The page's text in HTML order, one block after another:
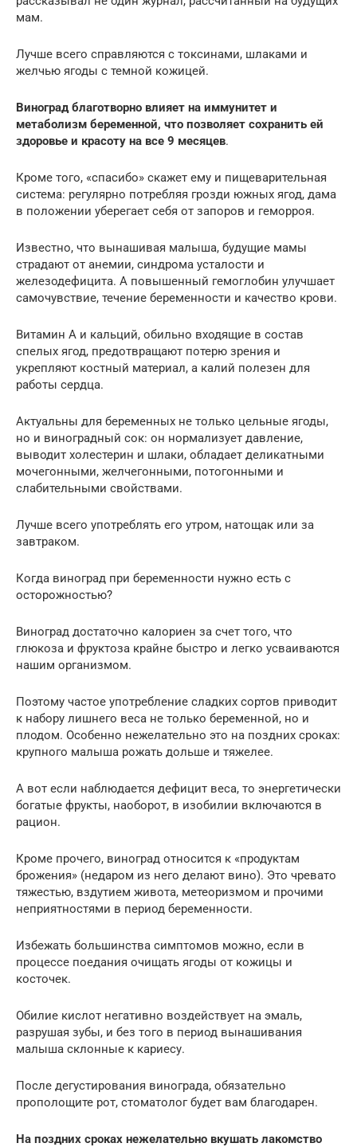
мам.
Лучше всего справляются с токсинами, шлаками и
желчью ягоды с темной кожицей.
Виноград благотворно влияет на иммунитет и
метаболизм беременной, что позволяет сохранить ей
здоровье и красоту на все 9 месяцев.
Кроме того, «спасибо» скажет ему и пищеварительная
система: регулярно потребляя грозди южных ягод, дама
в положении уберегает себя от запоров и геморроя.
Известно, что вынашивая малыша, будущие мамы
страдают от анемии, синдрома усталости и
железодефицита. А повышенный гемоглобин улучшает
самочувствие, течение беременности и качество крови.
Витамин А и кальций, обильно входящие в состав
спелых ягод, предотвращают потерю зрения и
укрепляют костный материал, а калий полезен для
работы сердца.
Актуальны для беременных не только цельные ягоды,
но и виноградный сок: он нормализует давление,
выводит холестерин и шлаки, обладает деликатными
мочегонными, желчегонными, потогонными и
слабительными свойствами.
Лучше всего употреблять его утром, натощак или за
завтраком.
Когда виноград при беременности нужно есть с
осторожностью?
Виноград достаточно калориен за счет того, что
глюкоза и фруктоза крайне быстро и легко усваиваются
нашим организмом.
Поэтому частое употребление сладких сортов приводит
к набору лишнего веса не только беременной, но и
плодом. Особенно нежелательно это на поздних сроках:
крупного малыша рожать дольше и тяжелее.
А вот если наблюдается дефицит веса, то энергетически
богатые фрукты, наоборот, в изобилии включаются в
рацион.
Кроме прочего, виноград относится к «продуктам
брожения» (недаром из него делают вино). Это чревато
тяжестью, вздутием живота, метеоризмом и прочими
неприятностями в период беременности.
Избежать большинства симптомов можно, если в
процессе поедания очищать ягоды от кожицы и
косточек.
Обилие кислот негативно воздействует на эмаль,
разрушая зубы, и без того в период вынашивания
малыша склонные к кариесу.
После дегустирования винограда, обязательно
прополощите рот, стоматолог будет вам благодарен.
На поздних сроках нежелательно вкушать лакомство